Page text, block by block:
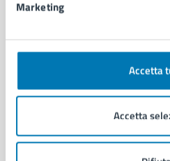
Marketing
Accetta
Accetta
Aree amministrative
Uffici
Politici